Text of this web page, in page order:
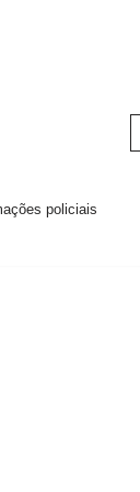
policiais